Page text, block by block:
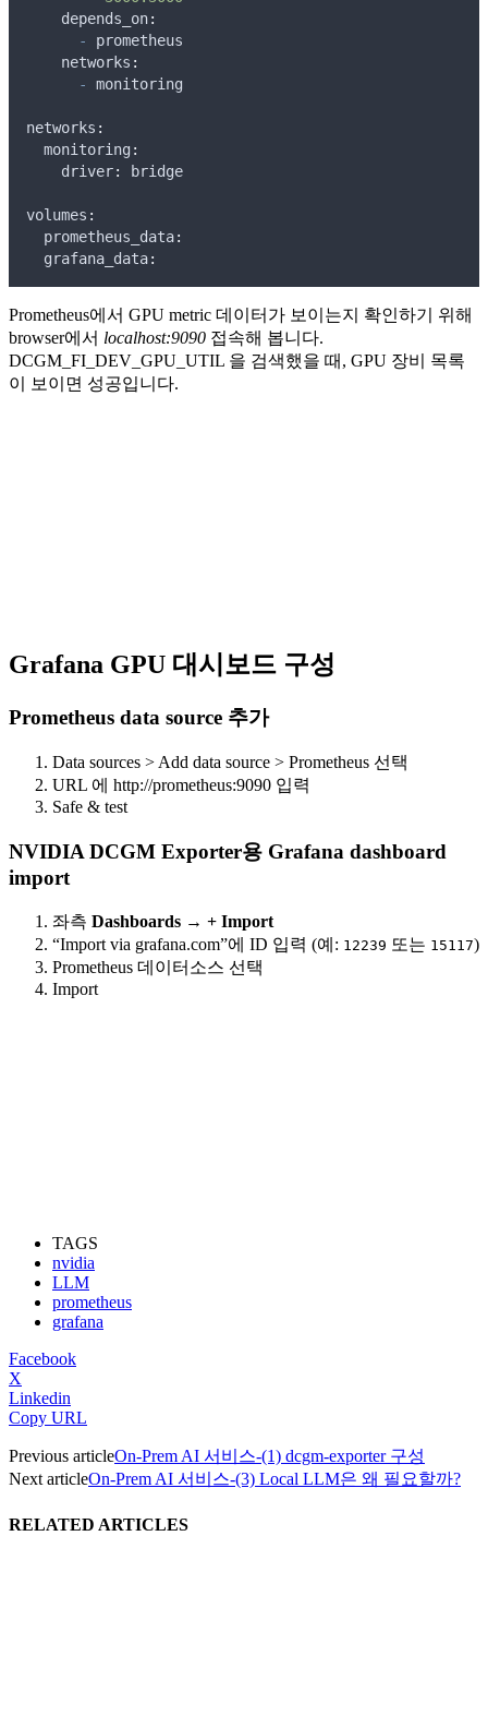
    depends_on
:
-
prometheus
    networks
:
-
monitoring
networks :
  monitoring
:
    driver
: bridge
volumes :
  prometheus_data
:
  grafana_data
:
Prometheus에서 GPU metric 데이터가 보이는지 확인하기 위해
browser에서 localhost:9090 접속해 봅니다.
DCGM_FI_DEV_GPU_UTIL 을 검색했을 때, GPU 장비 목록
이 보이면 성공입니다.
Grafana GPU 대시보드 구성
Prometheus data source 추가
Data sources > Add data source > Prometheus 선택
URL 에 http://prometheus:9090 입력
Safe & test
NVIDIA DCGM Exporter용 Grafana dashboard
import
좌측 Dashboards → + Import
“Import via grafana.com”에 ID 입력 (예: 12239 또는 15117)
Prometheus 데이터소스 선택
Import
TAGS
nvidia
LLM
prometheus
grafana
Facebook
X
Linkedin
Copy URL
Previous articleOn-Prem AI 서비스-(1) dcgm-exporter 구성
Next articleOn-Prem AI 서비스-(3) Local LLM은 왜 필요할까?
RELATED ARTICLES